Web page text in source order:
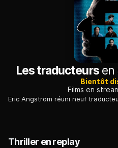
Les traducteursen
Bientôt
Films en
Thriller en replay